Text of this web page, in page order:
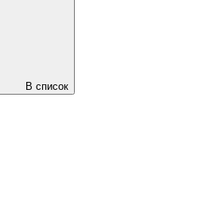
В список